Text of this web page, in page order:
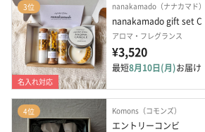
3位
名入れ対応
nanakamado（ナナカマド）
nanakamado gift set C
アロマ・フレグランス
¥3,520
最短8月10日(月)お届け
4位 Komons（コモンズ）
エントリーコンビ